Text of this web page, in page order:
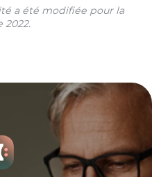
a été modifiée pour la
2022.